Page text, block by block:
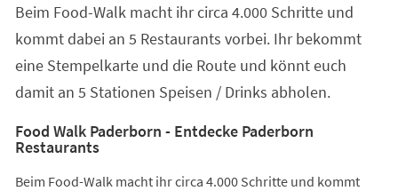
neuen
Beim Food-Walk macht ihr circa 4.000 Schritte und
kommt dabei an 5 Restaurants vorbei. Ihr bekommt
eine Stempelkarte und die Route und könnt euch
damit an 5 Stationen Speisen / Drinks abholen.
Food Walk Paderborn - Entdecke Paderborn
Restaurants
Beim Food-Walk macht ihr circa 4.000 Schritte und kommt